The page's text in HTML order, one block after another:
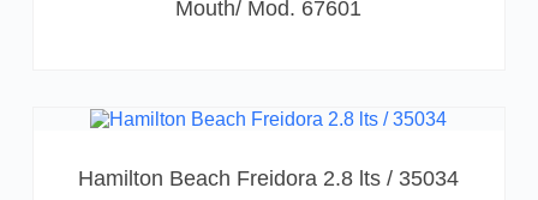
Mouth/ Mod. 67601
Hamilton Beach Freidora 2.8 lts / 35034